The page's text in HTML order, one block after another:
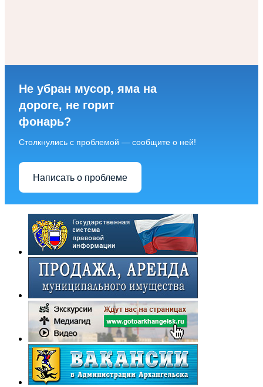
Не убран мусор, яма на
дороге, не горит
фонарь?
Столкнулись с проблемой — сообщите о ней!
Написать о проблеме